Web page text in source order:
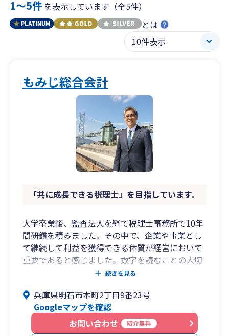
1〜5件を表示しています（全5件）
とは
もみじ総合会計
「共に成長できる税理士」を目指しています。
大学卒業後、監査法人を経て税理士事務所で10年
間研鑽を積みました。その中で、企業や事業とし
て継続して利益を獲得できる体質が経営において
重要であると感じました。数字を読むことの大切
さを経営者の方へ伝え、共に成長していくことを
また、後継者問題や業務の効率化に悩む高齢の経
営者が、うまく次世代にバトンを渡せていない状
況も多く見受けられます。今後は、顧客側でも厳
しい経営環境の中収益を確保するために、例えば
続きを見る
兵庫県明石市本町2丁目9番23号
Googleマップを確認
お問い合わせ
紹介無料